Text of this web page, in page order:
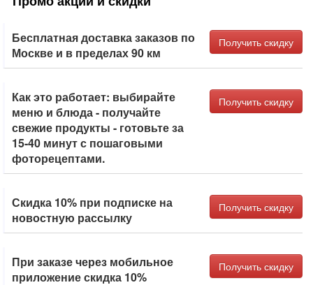
Бесплатная доставка заказов по
Москве и в пределах 90 км
Получить скидку
Как это работает: выбирайте
меню и блюда - получайте
свежие продукты - готовьте за
15-40 минут с пошаговыми
фоторецептами.
Получить скидку
Скидка 10% при подписке на
новостную рассылку
Получить скидку
При заказе через мобильное
приложение скидка 10%
Получить скидку